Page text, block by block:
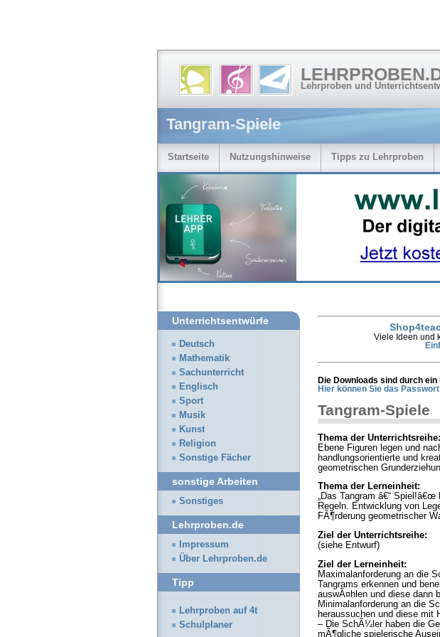
Lehrproben und
Tangram-Spiele
Startseite Nutzungshinweise Tipps zu Lehrproben
Viele Ideen und
Die Downloads sind durch
Hier können Sie das
Tangram-Spiele
Thema der Unterrichtsreihe:
Ebene Figuren legen und
handlungsorientierte und
geometrischen
Thema der Lerneinheit:
„Das Tangram â€“
Regeln. Entwicklung von
FÃ¶rderung geometrischer
Ziel der Unterrichtsreihe:
(siehe Entwurf)
Ziel der Lerneinheit:
Maximalanforderung an die
Tangrams erkennen und
auswÃ¤hlen und diese dann
Minimalanforderung an die
heraussuchen und diese mit
– Die SchÃ¼ler haben die
mÃ¶gliche spielerische
Unterrichtsentwürfe
Deutsch
Mathematik
Sachunterricht
Englisch
Sport
Musik
Kunst
Religion
Sonstige Fächer
sonstige Arbeiten
Sonstiges
Lehrproben.de
Impressum
Über Lehrproben.de
Tipp
Lehrproben auf 4t
Schulplaner